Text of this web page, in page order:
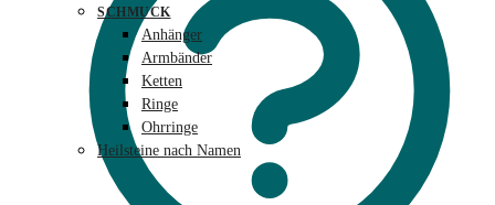
SCHMUCK
Anhänger
Armbänder
Ketten
Ringe
Ohrringe
Heilsteine nach Namen